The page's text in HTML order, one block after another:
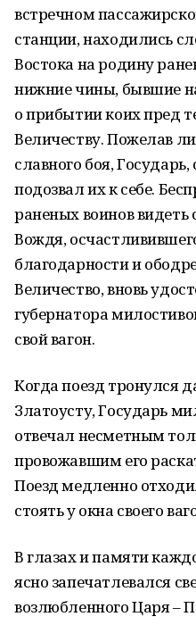
встречном
станции, находились
Востока на родину
нижние чины, бывшие
о прибытии коих пред
Ве­личеству. Пожелав
славного боя,
подозвал их к себе.
раненых воинов видеть
Вождя,
благодарности и
Величество, вновь
губернатора
свой вагон.
Когда поезд тронулся
Златоусту, Государь
отвечал несметным
провожавшим его
Поезд медленно
стоять у окна своего
В глазах и памяти
ясно запечатлевался
возлюбленного Царя –